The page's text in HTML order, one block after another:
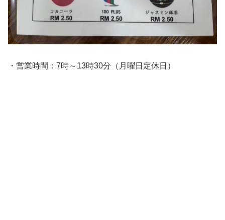
・営業時間：7時～13時30分（月曜日定休日）